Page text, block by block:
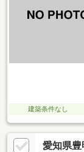
建築条件なし
愛知県豊